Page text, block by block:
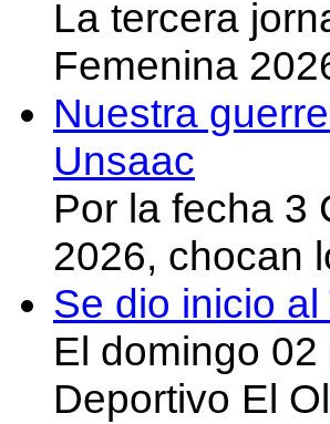
La tercera
Femenina
Nuestra
Unsaac
Por la fecha 3
2026, chocan
Se dio inicio
El domingo
Deportivo El